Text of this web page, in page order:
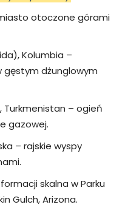
otoczone górami
Kolumbia –
dżunglowym
Turkmenistan – ogień
gazowej.
– rajskie wyspy
skalna w Parku
Gulch, Arizona.